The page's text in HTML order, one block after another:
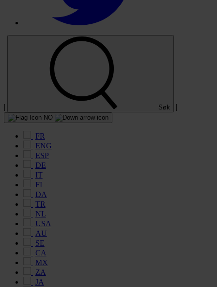
| Søk |
NO
FR
ENG
ESP
DE
IT
FI
DA
TR
NL
USA
AU
SE
CA
MX
ZA
JA